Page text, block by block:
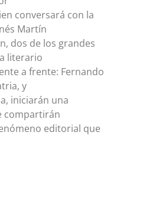
conversará con la
Martín
dos de los grandes
literario
a frente: Fernando
y
iniciarán una
compartirán
editorial que